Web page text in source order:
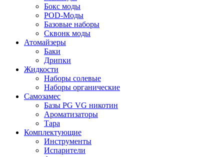
Бокс моды
POD-Моды
Базовые наборы
Сквонк моды
Атомайзеры
Баки
Дрипки
Жидкости
Наборы солевые
Наборы органические
Самозамес
Базы PG VG никотин
Ароматизаторы
Тара
Комплектующие
Инструменты
Испарители